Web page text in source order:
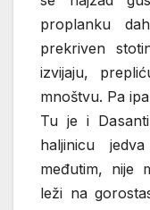
proplanku
prekriven
izvijaju,
mnoštvu. Pa
Tu je i
haljinicu
međutim, nije
leži na